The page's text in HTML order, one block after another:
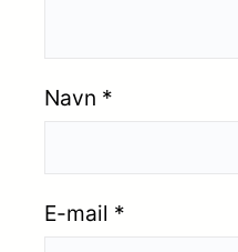
Navn *
E-mail *